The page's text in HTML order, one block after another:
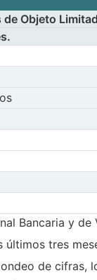
de Objeto
Totales
Totales
financieros
neta total
neta total
recursos
Totales
Totales
total
contable
Bancaria y de
tres
de cifras,